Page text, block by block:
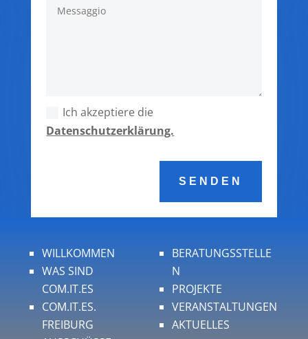
Ich akzeptiere die
Datenschutzerklärung.
SENDEN
WILLKOMMEN
WAS SIND
COM.IT.ES
COM.IT.ES.
FREIBURG
BERATUNGSSTELLE
N
PROJEKTE
VERANSTALTUNGEN
AKTUELLES